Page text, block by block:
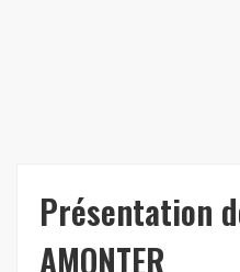
Présentation
AMONTER